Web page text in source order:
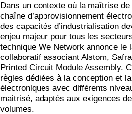
Dans un contexte où la maîtrise de
chaîne d’approvisionnement
des capacités d’industrialisation
enjeu majeur pour tous les
technique We Network annonce le
collaboratif associant Alstom,
Printed Circuit Module Assembly.
règles dédiées à la conception et
électroniques avec différents
maitrisé, adaptés aux exigences
volumes.